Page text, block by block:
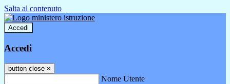
Salta al contenuto
Accedi
Accedi
button close ×
Nome Utente